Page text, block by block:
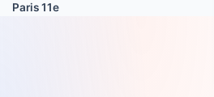
Paris 11e